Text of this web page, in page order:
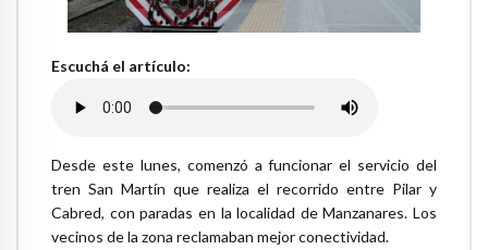
Escuchá el artículo:
Desde este lunes, comenzó a funcionar el servicio del
tren San Martín que realiza el recorrido entre Pilar y
Cabred, con paradas en la localidad de Manzanares. Los
vecinos de la zona reclamaban mejor conectividad.